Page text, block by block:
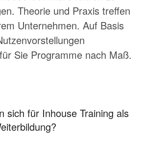
Theorie und Praxis treffen
Unternehmen. Auf Basis
Sie Programme nach Maß.
sich für Inhouse Training als